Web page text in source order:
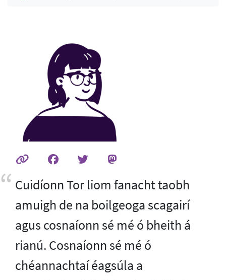
Cuidíonn Tor liom fanacht taobh
amuigh de na boilgeoga scagairí
agus cosnaíonn sé mé ó bheith á
rianú. Cosnaíonn sé mé ó
chéannachtaí éagsúla a